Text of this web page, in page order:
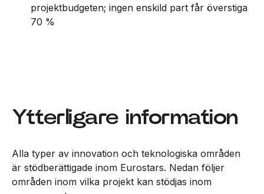
projektbudgeten; ingen enskild part får överstiga
70 %
Ytterligare information
Alla typer av innovation och teknologiska områden
är stödberättigade inom Eurostars. Nedan följer
områden inom vilka projekt kan stödjas inom